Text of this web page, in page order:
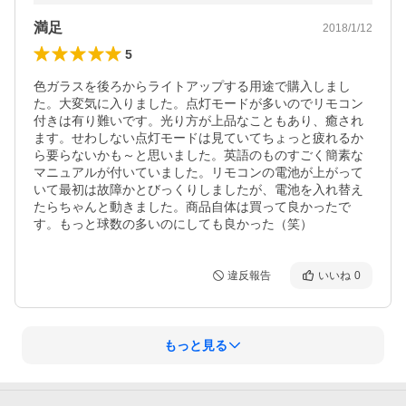
満足 2018/1/12
5
色ガラスを後ろからライトアップする用途で購入しまし
た。大変気に入りました。点灯モードが多いのでリモコン
付きは有り難いです。光り方が上品なこともあり、癒され
ます。せわしない点灯モードは見ていてちょっと疲れるか
ら要らないかも～と思いました。英語のものすごく簡素な
マニュアルが付いていました。リモコンの電池が上がって
いて最初は故障かとびっくりしましたが、電池を入れ替え
たらちゃんと動きました。商品自体は買って良かったで
す。もっと球数の多いのにしても良かった（笑）
違反報告 いいね 0
もっと見る